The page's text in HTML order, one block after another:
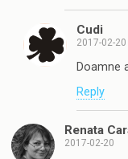
Cudi
2017-02-20
Doamne
Reply
Renata
2017-02-20